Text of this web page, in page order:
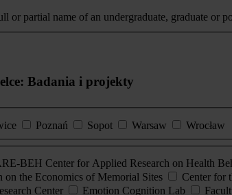
or partial name of an undergraduate, graduate or
Badania i projekty
Poznań Sopot Warsaw
Wrocław
BEH Center for Applied Research on Health
on the Economics of Memorial Sites Center for
Center Emotion Cognition Lab